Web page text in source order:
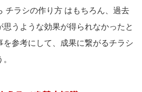
チラシの作り方 はもちろん、過去
うような効果が得られなかったと
参考にして、成果に繋がるチラシ